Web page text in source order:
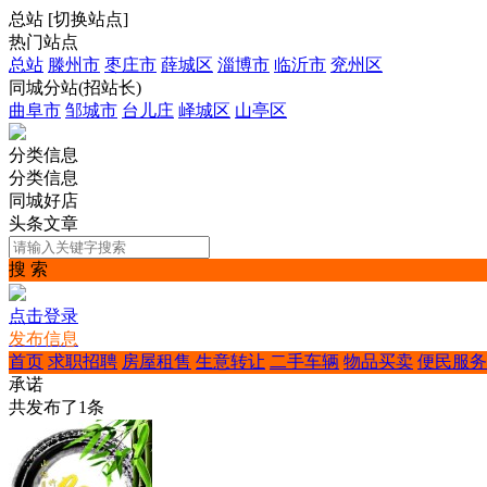
总站 [切换站点]
热门站点
总站 滕州市 枣庄市 薛城区 淄博市 临沂市 兖州区
同城分站(招站长)
曲阜市 邹城市 台儿庄 峄城区 山亭区
分类信息
分类信息
同城好店
头条文章
搜 索
点击登录
发布信息
首页 求职招聘 房屋租售 生意转让 二手车辆 物品买卖 便民服务
承诺
共发布了1条